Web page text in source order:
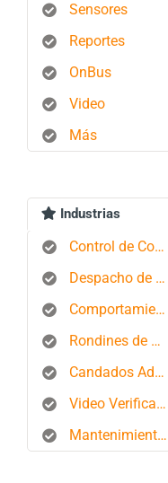
Sensores
Reportes
OnBus
Video
Más
Industrias
Control de Combustible
Despacho de Autobuses
Comportamiento del conductor
Rondines de Seguridad
Candados Aduaneros
Video Verificación
Mantenimiento de Flotas